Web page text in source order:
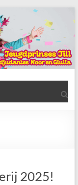
2025!